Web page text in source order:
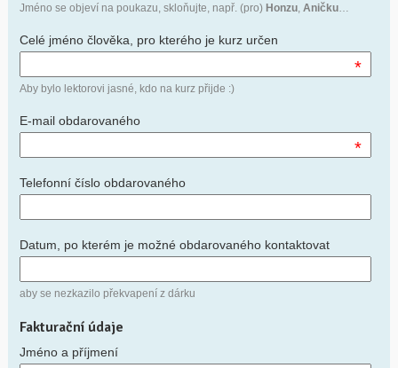
Jméno se objeví na poukazu, skloňujte, např. (pro) Honzu, Aničku…
Celé jméno člověka, pro kterého je kurz určen
*
Aby bylo lektorovi jasné, kdo na kurz přijde :)
E-mail obdarovaného
*
Telefonní číslo obdarovaného
Datum, po kterém je možné obdarovaného kontaktovat
aby se nezkazilo překvapení z dárku
Fakturační údaje
Jméno a příjmení